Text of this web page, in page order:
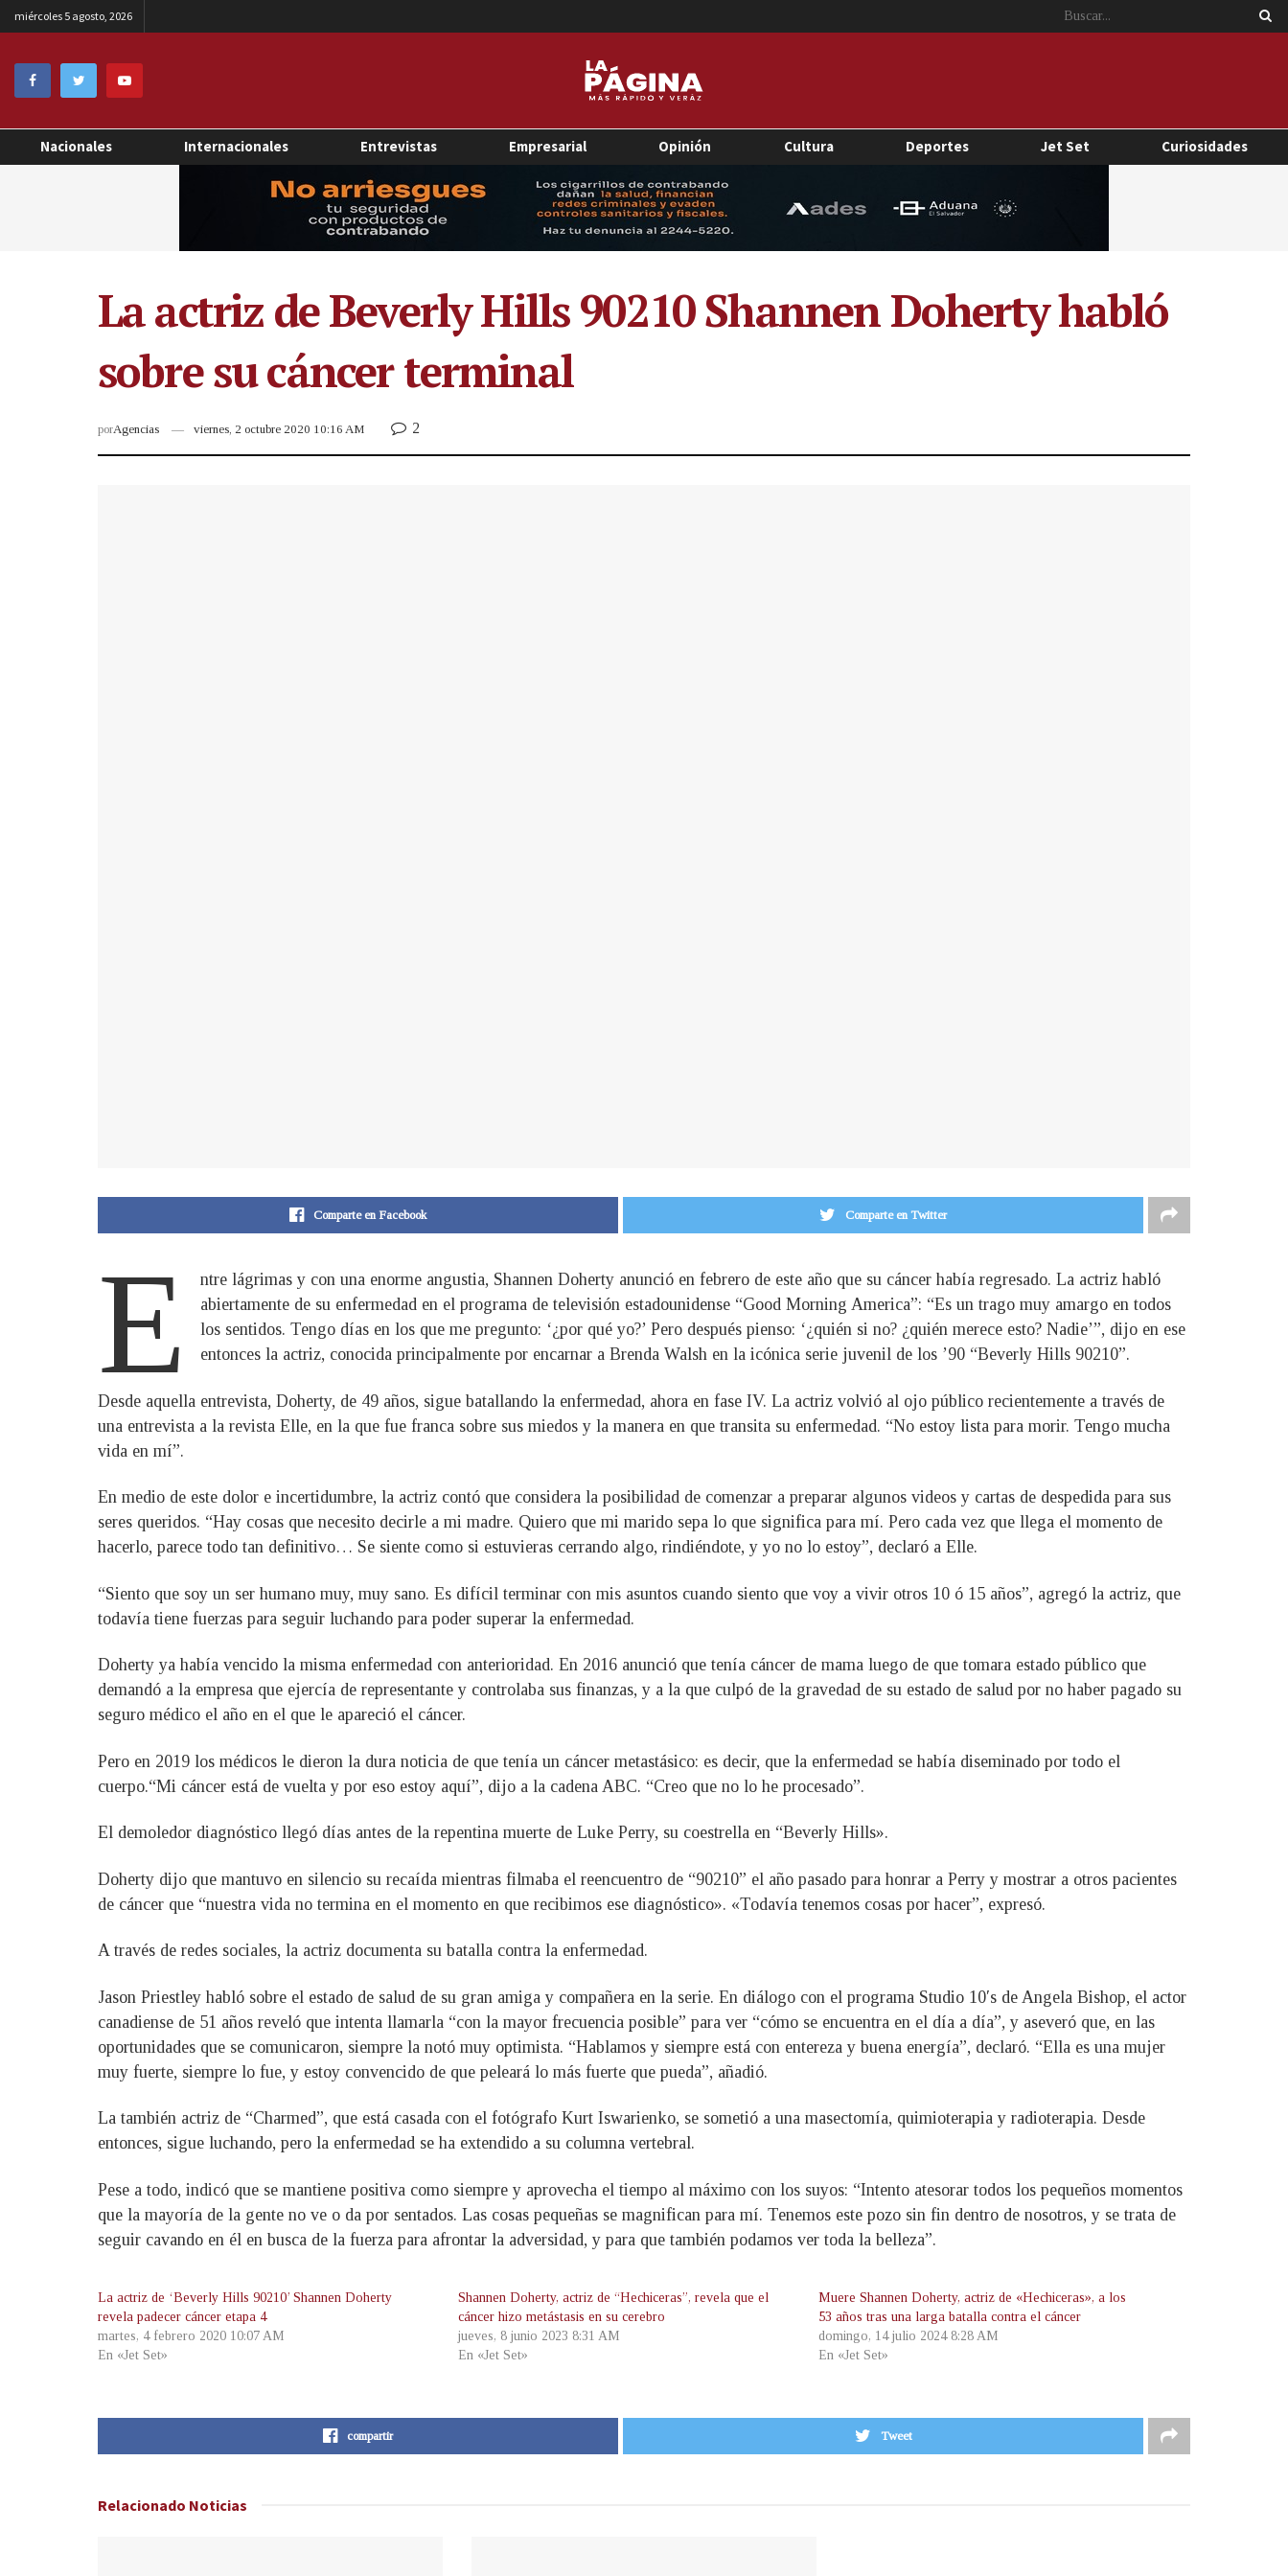
miércoles 5 agosto, 2026
Nacionales Internacionales Entrevistas Empresarial Opinión Cultura Deportes Jet Set Curiosidades
La actriz de Beverly Hills 90210 Shannen Doherty habló
sobre su cáncer terminal
porAgencias viernes, 2 octubre 2020 10:16 AM 2
Comparte en Facebook Comparte en Twitter
E
ntre lágrimas y con una enorme angustia, Shannen Doherty anunció en febrero de este año que su cáncer había regresado. La actriz habló
abiertamente de su enfermedad en el programa de televisión estadounidense “Good Morning America”: “Es un trago muy amargo en todos
los sentidos. Tengo días en los que me pregunto: ‘¿por qué yo?’ Pero después pienso: ‘¿quién si no? ¿quién merece esto? Nadie’”, dijo en ese
entonces la actriz, conocida principalmente por encarnar a Brenda Walsh en la icónica serie juvenil de los ’90 “Beverly Hills 90210”.
Desde aquella entrevista, Doherty, de 49 años, sigue batallando la enfermedad, ahora en fase IV. La actriz volvió al ojo público recientemente a través de
una entrevista a la revista Elle, en la que fue franca sobre sus miedos y la manera en que transita su enfermedad. “No estoy lista para morir. Tengo mucha
vida en mí”.
En medio de este dolor e incertidumbre, la actriz contó que considera la posibilidad de comenzar a preparar algunos videos y cartas de despedida para sus
seres queridos. “Hay cosas que necesito decirle a mi madre. Quiero que mi marido sepa lo que significa para mí. Pero cada vez que llega el momento de
hacerlo, parece todo tan definitivo… Se siente como si estuvieras cerrando algo, rindiéndote, y yo no lo estoy”, declaró a Elle.
“Siento que soy un ser humano muy, muy sano. Es difícil terminar con mis asuntos cuando siento que voy a vivir otros 10 ó 15 años”, agregó la actriz, que
todavía tiene fuerzas para seguir luchando para poder superar la enfermedad.
Doherty ya había vencido la misma enfermedad con anterioridad. En 2016 anunció que tenía cáncer de mama luego de que tomara estado público que
demandó a la empresa que ejercía de representante y controlaba sus finanzas, y a la que culpó de la gravedad de su estado de salud por no haber pagado su
seguro médico el año en el que le apareció el cáncer.
Pero en 2019 los médicos le dieron la dura noticia de que tenía un cáncer metastásico: es decir, que la enfermedad se había diseminado por todo el
cuerpo.“Mi cáncer está de vuelta y por eso estoy aquí”, dijo a la cadena ABC. “Creo que no lo he procesado”.
El demoledor diagnóstico llegó días antes de la repentina muerte de Luke Perry, su coestrella en “Beverly Hills».
Doherty dijo que mantuvo en silencio su recaída mientras filmaba el reencuentro de “90210” el año pasado para honrar a Perry y mostrar a otros pacientes
de cáncer que “nuestra vida no termina en el momento en que recibimos ese diagnóstico». «Todavía tenemos cosas por hacer”, expresó.
A través de redes sociales, la actriz documenta su batalla contra la enfermedad.
Jason Priestley habló sobre el estado de salud de su gran amiga y compañera en la serie. En diálogo con el programa Studio 10′s de Angela Bishop, el actor
canadiense de 51 años reveló que intenta llamarla “con la mayor frecuencia posible” para ver “cómo se encuentra en el día a día”, y aseveró que, en las
oportunidades que se comunicaron, siempre la notó muy optimista. “Hablamos y siempre está con entereza y buena energía”, declaró. “Ella es una mujer
muy fuerte, siempre lo fue, y estoy convencido de que peleará lo más fuerte que pueda”, añadió.
La también actriz de “Charmed”, que está casada con el fotógrafo Kurt Iswarienko, se sometió a una masectomía, quimioterapia y radioterapia. Desde
entonces, sigue luchando, pero la enfermedad se ha extendido a su columna vertebral.
Pese a todo, indicó que se mantiene positiva como siempre y aprovecha el tiempo al máximo con los suyos: “Intento atesorar todos los pequeños momentos
que la mayoría de la gente no ve o da por sentados. Las cosas pequeñas se magnifican para mí. Tenemos este pozo sin fin dentro de nosotros, y se trata de
seguir cavando en él en busca de la fuerza para afrontar la adversidad, y para que también podamos ver toda la belleza”.
La actriz de ‘Beverly Hills 90210’ Shannen Doherty
revela padecer cáncer etapa 4
martes, 4 febrero 2020 10:07 AM
En «Jet Set»
Shannen Doherty, actriz de “Hechiceras”, revela que el
cáncer hizo metástasis en su cerebro
jueves, 8 junio 2023 8:31 AM
En «Jet Set»
Muere Shannen Doherty, actriz de «Hechiceras», a los
53 años tras una larga batalla contra el cáncer
domingo, 14 julio 2024 8:28 AM
En «Jet Set»
compartir Tweet
Relacionado Noticias